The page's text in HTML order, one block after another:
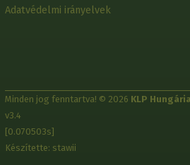
Adatvédelmi irányelvek
Minden jog fenntartva! © 2026 KLP
v3.4
[0.070503s]
Készítette: stawii